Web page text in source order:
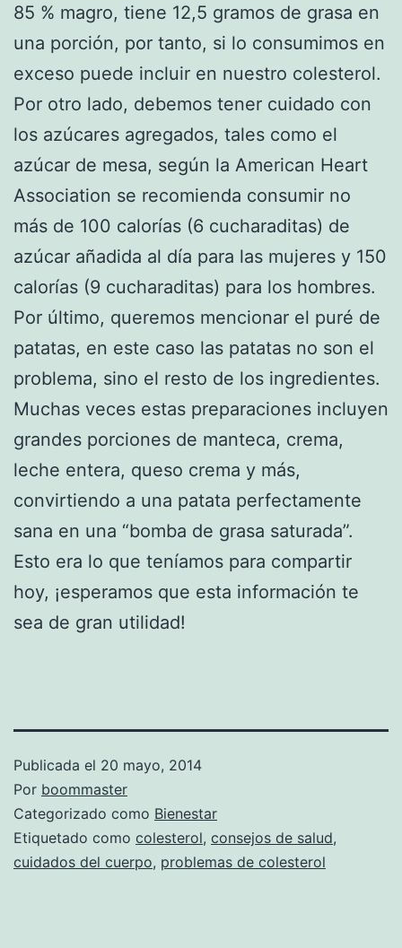
85 % magro, tiene 12,5 gramos de grasa en
una porción, por tanto, si lo consumimos en
exceso puede incluir en nuestro colesterol.
Por otro lado, debemos tener cuidado con
los azúcares agregados, tales como el
azúcar de mesa, según la American Heart
Association se recomienda consumir no
más de 100 calorías (6 cucharaditas) de
azúcar añadida al día para las mujeres y 150
calorías (9 cucharaditas) para los hombres.
Por último, queremos mencionar el puré de
patatas, en este caso las patatas no son el
problema, sino el resto de los ingredientes.
Muchas veces estas preparaciones incluyen
grandes porciones de manteca, crema,
leche entera, queso crema y más,
convirtiendo a una patata perfectamente
sana en una “bomba de grasa saturada”.
Esto era lo que teníamos para compartir
hoy, ¡esperamos que esta información te
sea de gran utilidad!
Publicada el 20 mayo, 2014
Por boommaster
Categorizado como Bienestar
Etiquetado como colesterol, consejos de salud,
cuidados del cuerpo, problemas de colesterol